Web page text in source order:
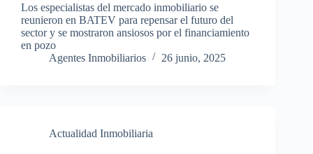
Los especialistas del mercado inmobiliario se
reunieron en BATEV para repensar el futuro del
sector y se mostraron ansiosos por el financiamiento
en pozo
Agentes Inmobiliarios
26 junio, 2025
Actualidad Inmobiliaria